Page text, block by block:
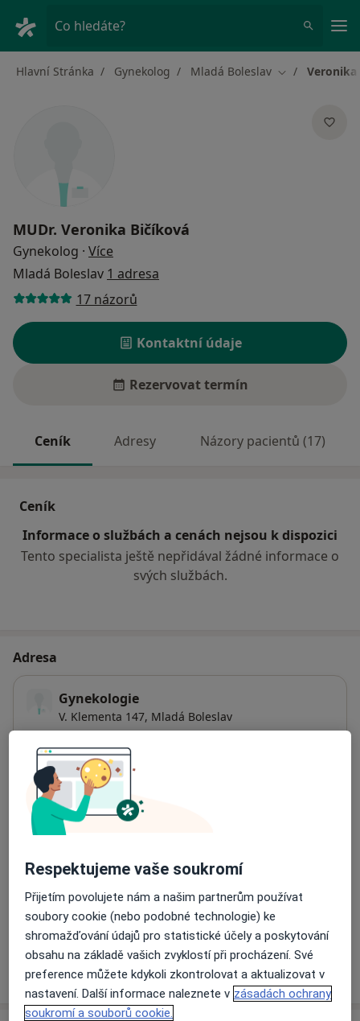
Co hledáte?
Hlavní Stránka Gynekolog Mladá Boleslav Změna města
Veronika
MUDr. Veronika Bičíková
Gynekolog · Více
Mladá Boleslav 1 adresa
17 názorů
Kontaktní údaje
Rezervovat termín
Ceník Adresy Názory pacientů (17)
Ceník
Informace o službách a cenách nejsou k dispozici
Tento specialista ještě nepřidával žádné informace o
svých službách.
Adresa
Gynekologie
V. Klementa 147, Mladá Boleslav
Dostupnost
Na této adrese online kalendář není aktivní
Co mám v takové situaci udělat?
Na teto adrese lékař přijímá pacienty na pojišťovnu
Detaily
Více
o adrese
Respektujeme vaše soukromí
Přijetím povolujete nám a našim partnerům používat
soubory cookie (nebo podobné technologie) ke
shromažďování údajů pro statistické účely a poskytování
obsahu na základě vašich zvyklostí při procházení. Své
preference můžete kdykoli zkontrolovat a aktualizovat v
nastavení. Další informace naleznete v zásadách ochrany
soukromí a souborů cookie.